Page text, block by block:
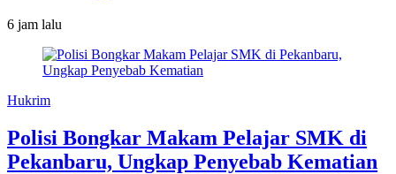
6 jam lalu
Hukrim
Polisi Bongkar Makam Pelajar SMK di
Pekanbaru, Ungkap Penyebab Kematian